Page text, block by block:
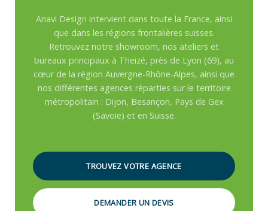
Anavi Design intervient dans toute la France, ainsi
que dans les régions frontalières suisses.
Retrouvez notre showroom, nos ateliers et
bureaux principaux à Theizé, près de Lyon (69), au
cœur de la région Auvergne-Rhône-Alpes, ainsi que
nos différentes agences réparties sur le territoire
métropolitain : Dijon, Besançon, Pays de Gex
(Savoie) et en Suisse.
TROUVEZ VOTRE AGENCE
DEMANDER UN DEVIS